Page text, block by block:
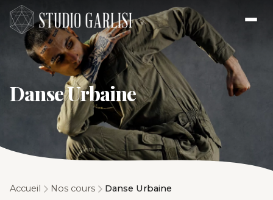
Danse Urbaine
Accueil Nos cours Danse Urbaine